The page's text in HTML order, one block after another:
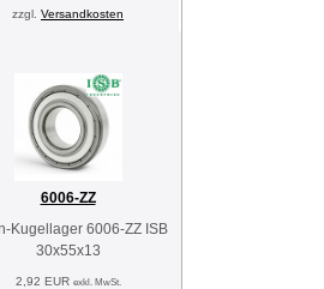
zzgl. Versandkosten
6006-ZZ
Kugellager 6006-ZZ ISB
30x55x13
2,92 EUR exkl. MwSt.